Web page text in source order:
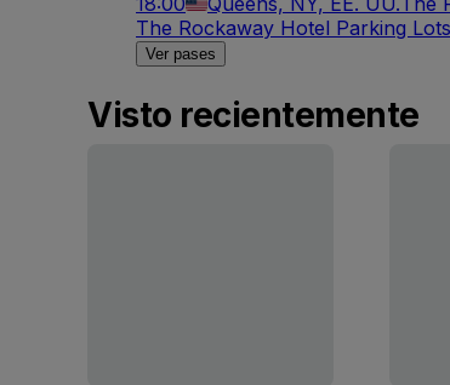
The Rockaway Hotel Parking Lots
Ver pases
Visto recientemente